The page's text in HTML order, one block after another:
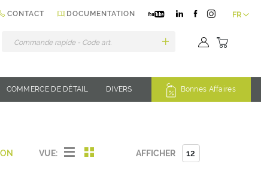
Langue
FR
CONTACT DOCUMENTATION
Mon
COMMERCE DE DÉTAIL DIVERS Bonnes Affaires
VUE: Grille
Liste AFFICHER